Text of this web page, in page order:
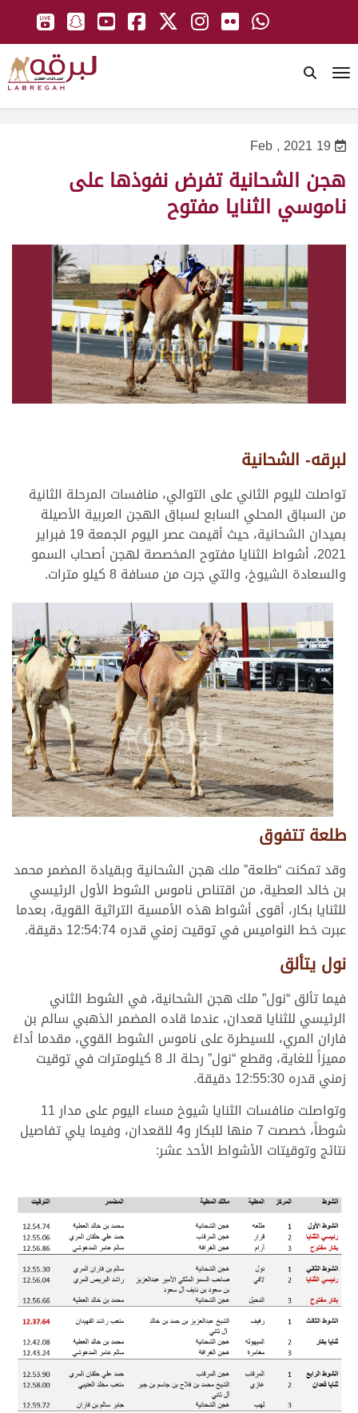
19 Feb , 2021
هجن الشحانية تفرض نفوذها على
ناموسي الثنايا مفتوح
لبرقه- الشحانية
تواصلت لليوم الثاني على التوالي، منافسات المرحلة الثانية
من السباق المحلي السابع لسباق الهجن العربية الأصيلة
بميدان الشحانية، حيث أقيمت عصر اليوم الجمعة 19 فبراير
2021، أشواط الثنايا مفتوح المخصصة لهجن أصحاب السمو
والسعادة الشيوخ، والتي جرت من مسافة 8 كيلو مترات.
طلعة تتفوق
وقد تمكنت “طلعة” ملك هجن الشحانية وبقيادة المضمر محمد
بن خالد العطية، من اقتناص ناموس الشوط الأول الرئيسي
للثنايا بكار، أقوى أشواط هذه الأمسية التراثية القوية، بعدما
عبرت خط النواميس في توقيت زمني قدره 12:54:74 دقيقة.
نول يتألق
فيما تألق “نول” ملك هجن الشحانية، في الشوط الثاني
الرئيسي للثنايا قعدان، عندما قاده المضمر الذهبي سالم بن
فاران المري، للسيطرة على ناموس الشوط القوي، مقدما أداءً
مميزاً للغاية، وقطع “نول” رحلة الـ 8 كيلومترات في توقيت
زمني قدره 12:55:30 دقيقة.
وتواصلت منافسات الثنايا شيوخ مساء اليوم على مدار 11
شوطاً، خصصت 7 منها للبكار و4 للقعدان، وفيما يلي تفاصيل
نتائج وتوقيتات الأشواط الأحد عشر: